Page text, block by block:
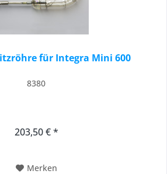
für Integra Mini 600
8380
203,50 € *
Merken